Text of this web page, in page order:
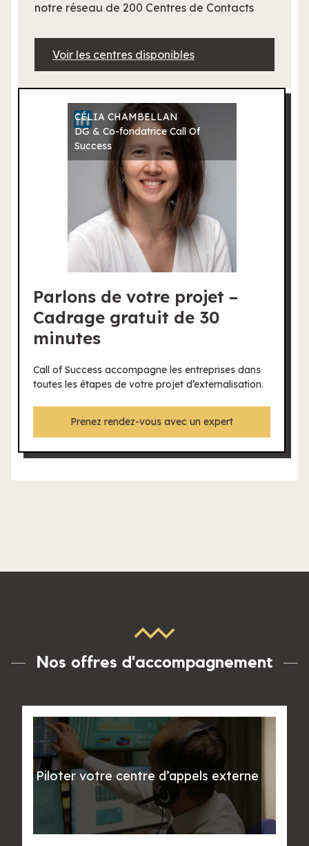
notre réseau de 200 Centres de Contacts
Voir les centres disponibles
CÉLIA CHAMBELLAN
DG & Co-fondatrice Call Of
Success
Parlons de votre projet –
Cadrage gratuit de 30
minutes
Call of Success accompagne les entreprises dans
toutes les étapes de votre projet d’externalisation.
Prenez rendez-vous avec un expert
Nos offres d'accompagnement
Piloter votre centre d’appels externe